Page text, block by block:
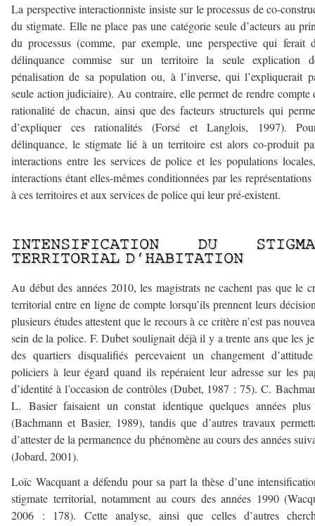
La perspective interactionniste insiste sur le processus de co-
du stigmate. Elle ne place pas une catégorie seule d’acteurs au
du processus (comme, par exemple, une perspective qui ferait
délinquance commise sur un territoire la seule explication
pénalisation de sa population ou, à l’inverse, qui l’expliquerait
seule action judiciaire). Au contraire, elle permet de rendre compte
rationalité de chacun, ainsi que des facteurs structurels qui
d’expliquer ces rationalités (Forsé et Langlois, 1997).
délinquance, le stigmate lié à un territoire est alors co-produit
interactions entre les services de police et les populations
interactions étant elles-mêmes conditionnées par les représentations
à ces territoires et aux services de police qui leur pré-existent.
INTENSIFICATION DU
TERRITORIAL D’HABITATION
Au début des années 2010, les magistrats ne cachent pas que le
territorial entre en ligne de compte lorsqu’ils prennent leurs
plusieurs études attestent que le recours à ce critère n’est pas
sein de la police. F. Dubet soulignait déjà il y a trente ans que les
des quartiers disqualifiés percevaient un changement
policiers à leur égard quand ils repéraient leur adresse sur les
d’identité à l’occasion de contrôles (Dubet, 1987 : 75). C.
L. Basier faisaient un constat identique quelques années
(Bachmann et Basier, 1989), tandis que d’autres travaux
d’attester de la permanence du phénomène au cours des années
(Jobard, 2001).
Loïc Wacquant a défendu pour sa part la thèse d’une
stigmate territorial, notamment au cours des années 1990
2006 : 178). Cette analyse, ainsi que celles d’autres